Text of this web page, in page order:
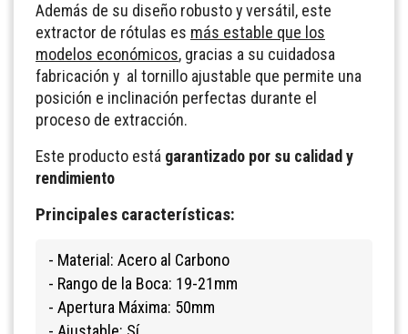
Además de su diseño robusto y versátil, este
extractor de rótulas es más estable que los
modelos económicos, gracias a su cuidadosa
fabricación y al tornillo ajustable que permite una
posición e inclinación perfectas durante el
proceso de extracción.
Este producto está garantizado por su calidad y
rendimiento
Principales características:
- Material: Acero al Carbono
- Rango de la Boca: 19-21mm
- Apertura Máxima: 50mm